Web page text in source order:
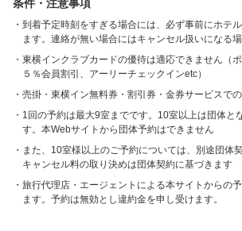
条件・注意事項
到着予定時刻をすぎる場合には、必ず事前にホテ
ます。連絡が無い場合にはキャンセル扱いになる場
東横インクラブカードの優待は適応できません（
５％会員割引、アーリーチェックインetc）
売掛・東横イン無料券・割引券・金券サービスでの
1回の予約は最大9室までです。10室以上は団体と
す。本Webサイトから団体予約はできません
また、10室様以上のご予約については、別途団体
キャンセル料の取り決めは団体契約に基づきます
旅行代理店・エージェントによる本サイトからの
ます。予約は無効とし違約金を申し受けます。